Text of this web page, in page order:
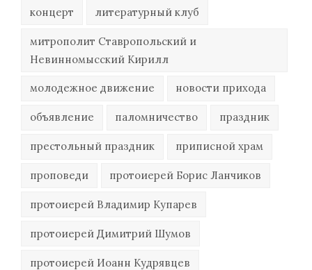
концерт литературный клуб
митрополит Ставропольский и
Невинномысский Кирилл
молодежное движение новости прихода
объявление паломничество праздник
престольный праздник приписной храм
проповеди протоиерей Борис Ланчиков
протоиерей Владимир Купарев
протоиерей Димитрий Шумов
протоиерей Иоанн Кудрявцев